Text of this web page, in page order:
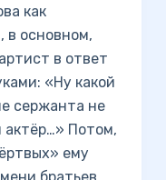
как
в основном,
в ответ
«Ну какой
сержанта не
актёр…» Потом,
ему